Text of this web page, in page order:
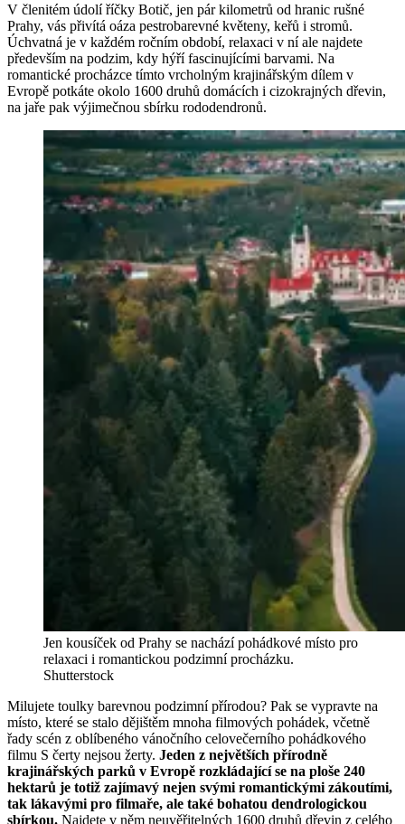
V členitém údolí říčky Botič, jen pár kilometrů od hranic rušné
Prahy, vás přivítá oáza pestrobarevné květeny, keřů i stromů.
Úchvatná je v každém ročním období, relaxaci v ní ale najdete
především na podzim, kdy hýří fascinujícími barvami. Na
romantické procházce tímto vrcholným krajinářským dílem v
Evropě potkáte okolo 1600 druhů domácích i cizokrajných dřevin,
na jaře pak výjimečnou sbírku rododendronů.
Jen kousíček od Prahy se nachází pohádkové místo pro
relaxaci i romantickou podzimní procházku.
Shutterstock
Milujete toulky barevnou podzimní přírodou? Pak se vypravte na
místo, které se stalo dějištěm mnoha filmových pohádek, včetně
řady scén z oblíbeného vánočního celovečerního pohádkového
filmu S čerty nejsou žerty. Jeden z největších přírodně
krajinářských parků v Evropě rozkládající se na ploše 240
hektarů je totiž zajímavý nejen svými romantickými zákoutími,
tak lákavými pro filmaře, ale také bohatou dendrologickou
sbírkou. Najdete v něm neuvěřitelných 1600 druhů dřevin z celého